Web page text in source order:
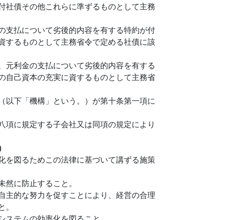
社債その他これらに準ずるものとして主務
支払について劣後的内容を有する特約が付
するものとして主務省令で定める社債に該
元利金の支払について劣後的内容を有する
自己資本の充実に資するものとして主務省
以下「機構」という。）が第十条第一項に
に規定する子会社又は同項の規定により
を図るためこの法律に基づいて講ずる施策
に防止すること。
主的な努力を促すことにより、経営の合理